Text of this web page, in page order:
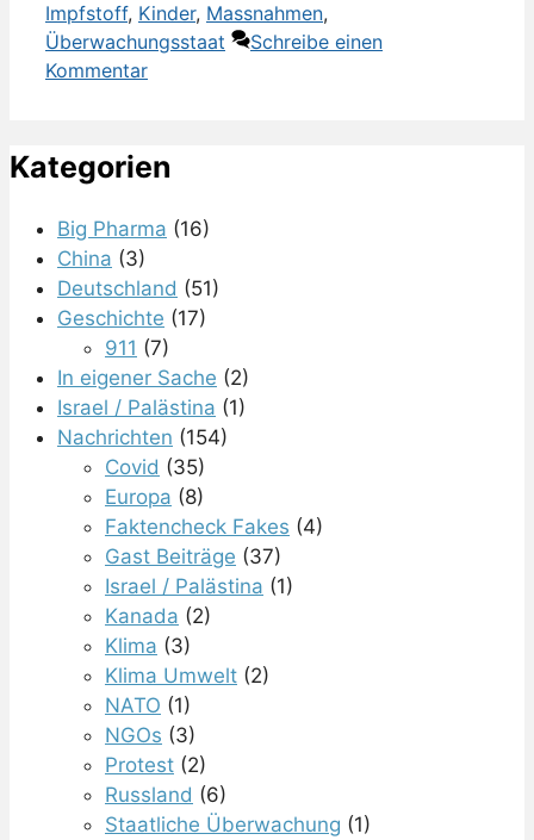
Impfstoff, Kinder, Massnahmen,
Überwachungsstaat
Schreibe einen
Kommentar
Kategorien
Big Pharma (16)
China (3)
Deutschland (51)
Geschichte (17)
911 (7)
In eigener Sache (2)
Israel / Palästina (1)
Nachrichten (154)
Covid (35)
Europa (8)
Faktencheck Fakes (4)
Gast Beiträge (37)
Israel / Palästina (1)
Kanada (2)
Klima (3)
Klima Umwelt (2)
NATO (1)
NGOs (3)
Protest (2)
Russland (6)
Staatliche Überwachung (1)